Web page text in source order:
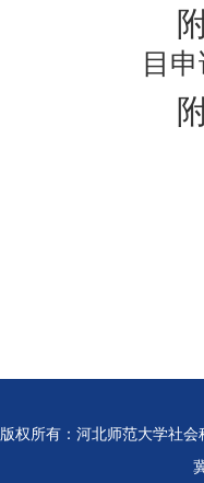
目
版权所有：河北师范大学社